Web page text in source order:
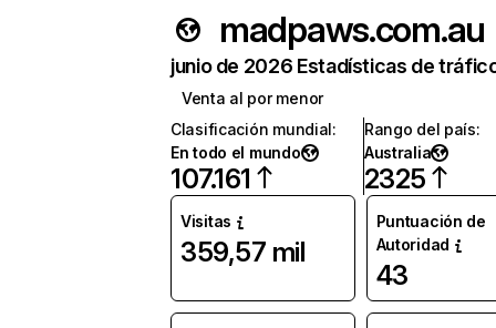
madpaws.com.au
junio de 2026 Estadísticas de
Venta al por menor
Clasificación mundial:
En todo el mundo
107.161
Rango del país:
Australia
2325
Visitas
359,57 mil
Puntuación de
Autoridad
43